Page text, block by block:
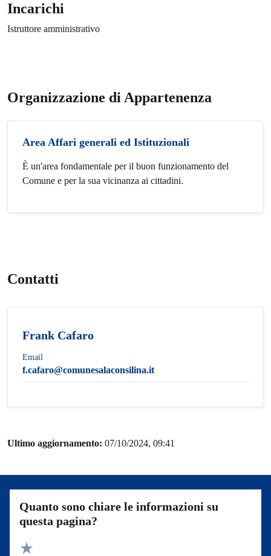
Incarichi
Istruttore amministrativo
Organizzazione di Appartenenza
Area Affari generali ed Istituzionali
È un'area fondamentale per il buon funzionamento del
Comune e per la sua vicinanza ai cittadini.
Contatti
Frank Cafaro
Email
f.cafaro@comunesalaconsilina.it
Ultimo aggiornamento: 07/10/2024, 09:41
Quanto sono chiare le informazioni su
questa pagina?